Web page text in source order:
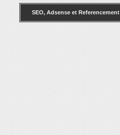
SEO, Adsense et Referencement